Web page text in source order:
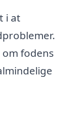
i at
fodens